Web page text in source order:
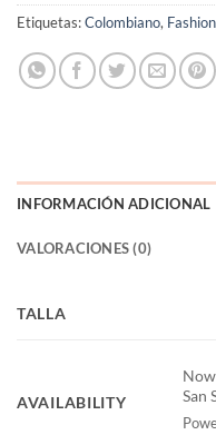
Etiquetas:Colombiano, Fashion
INFORMACIÓN ADICIONAL
VALORACIONES (0)
TALLA
AVAILABILITY
San